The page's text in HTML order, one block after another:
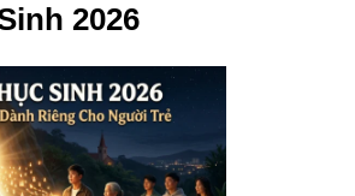
2026